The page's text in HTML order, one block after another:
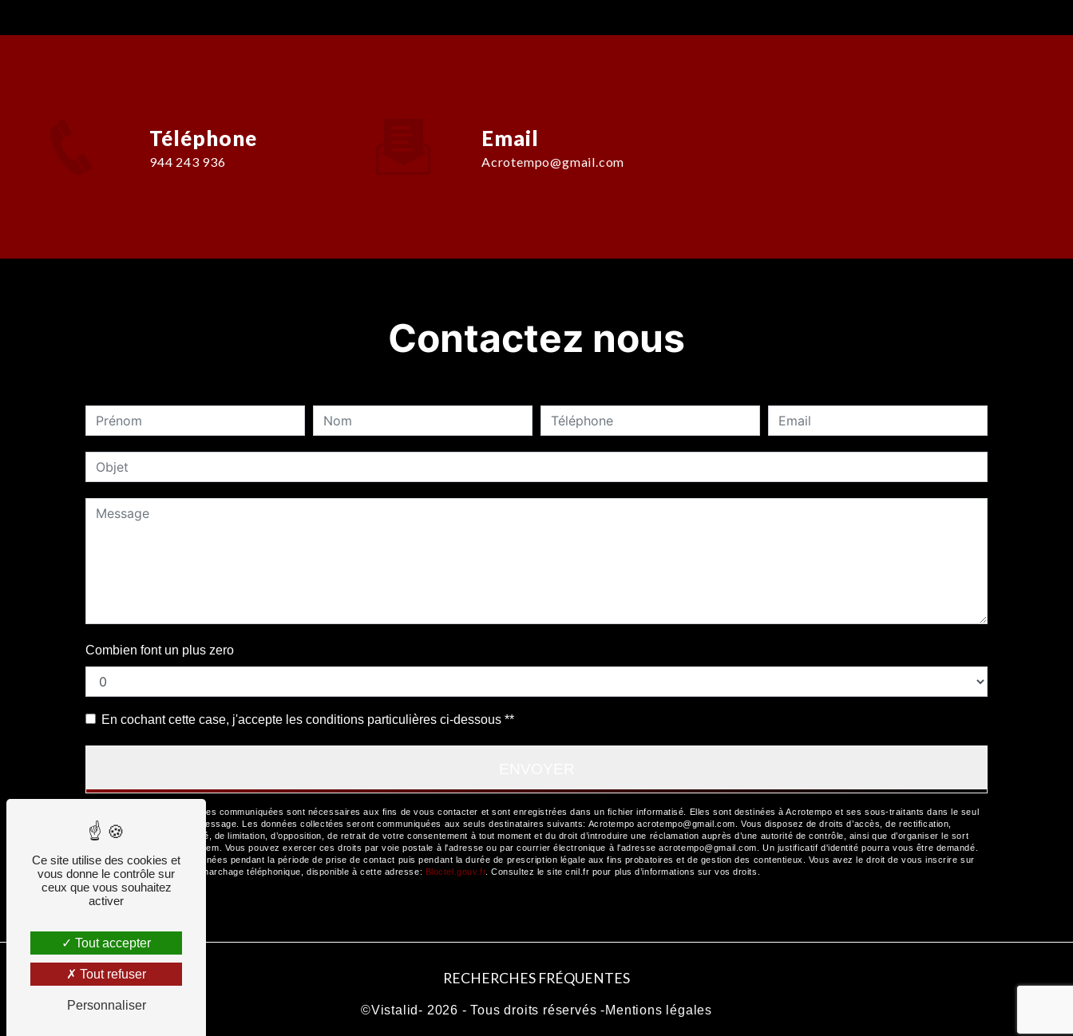
Téléphone
944 243 936
Email
acrotempo@gmail.com
Contactez nous
Combien font un plus zero
En cochant cette case, j'accepte les conditions particulières ci-dessous **
** Les données personnelles communiquées sont nécessaires aux fins de vous contacter et sont enregistrées dans un fichier informatisé. Elles sont destinées à Acrotempo et ses sous-traitants dans le seul
but de répondre à votre message. Les données collectées seront communiquées aux seuls destinataires suivants: Acrotempo acrotempo@gmail.com. Vous disposez de droits d’accès, de rectification,
d’effacement, de portabilité, de limitation, d’opposition, de retrait de votre consentement à tout moment et du droit d’introduire une réclamation auprès d’une autorité de contrôle, ainsi que d’organiser le sort
de vos données post-mortem. Vous pouvez exercer ces droits par voie postale à l'adresse ou par courrier électronique à l'adresse acrotempo@gmail.com. Un justificatif d'identité pourra vous être demandé.
Nous conservons vos données pendant la période de prise de contact puis pendant la durée de prescription légale aux fins probatoires et de gestion des contentieux. Vous avez le droit de vous inscrire sur
la liste d'opposition au démarchage téléphonique, disponible à cette adresse:
Bloctel.gouv.fr. Consultez le site cnil.fr pour plus d’informations sur vos droits.
RECHERCHES FRÉQUENTES
©Vistalid- 2026 - Tous droits réservés -Mentions légales
Ce site utilise des cookies et
vous donne le contrôle sur
ceux que vous souhaitez
activer
Tout accepter
Tout refuser
Personnaliser